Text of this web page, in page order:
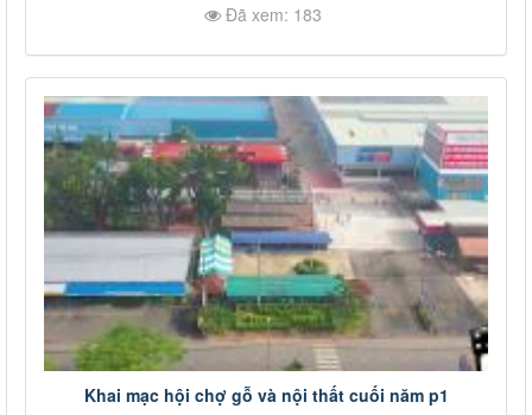
Đã xem: 183
Khai mạc hội chợ gỗ và nội thất cuối năm p1